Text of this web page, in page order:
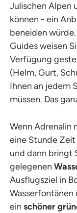
Julischen Alpen
können - ein
beneiden
Guides weisen
Verfügung
(Helm, Gurt,
Ihnen an jedem
müssen. Das
Wenn Adrenalin
eine Stunde
und dann bringt
gelegenen
Ausflugsziel in
Wasserfontänen
ein schöner